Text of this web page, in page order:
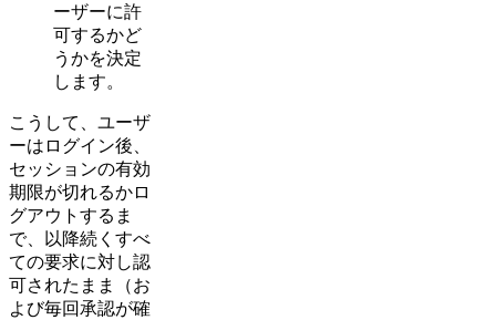
ーザーに許
可するかど
うかを決定
します。
こうして、ユーザ
ーはログイン後、
セッションの有効
期限が切れるかロ
グアウトするま
で、以降続くすべ
ての要求に対し認
可されたまま（お
よび毎回承認が確